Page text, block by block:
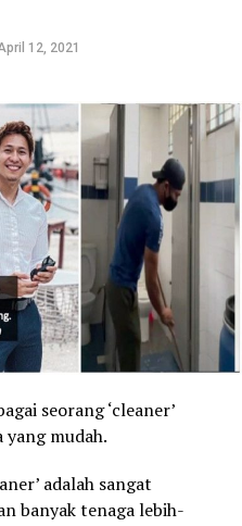
12, 2021
seorang ‘cleaner’
mudah.
adalah sangat
banyak tenaga lebih-